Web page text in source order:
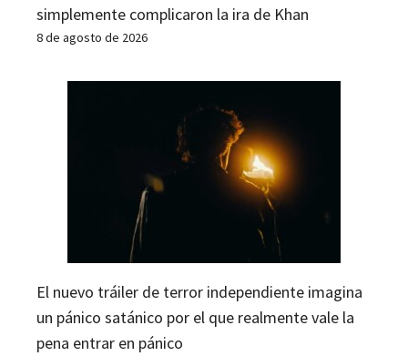
simplemente complicaron la ira de Khan
8 de agosto de 2026
El nuevo tráiler de terror independiente imagina
un pánico satánico por el que realmente vale la
pena entrar en pánico